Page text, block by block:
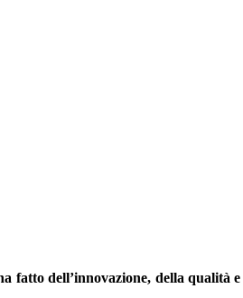
dell’innovazione, della qualità